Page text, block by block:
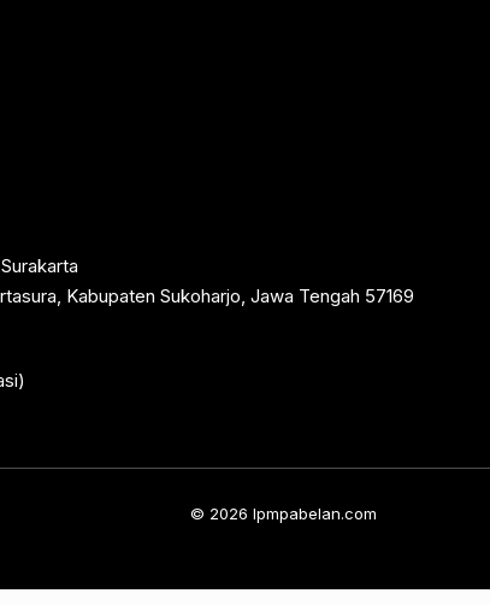
Kabupaten Sukoharjo, Jawa Tengah 57169
© 2026 lpmpabelan.com